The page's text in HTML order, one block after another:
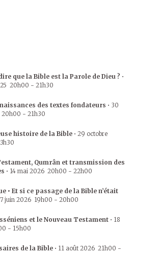
que la Bible est la Parole de Dieu ? •
20h00 - 21h30
des textes fondateurs • 30
20h00 - 21h30
histoire de la Bible • 29 octobre
Qumrân et transmission des
• 14 mai 2026 20h00 - 22h00
• Et si ce passage de la Bible n’était
7 juin 2026 19h00 - 20h00
et le Nouveau Testament • 18
- 15h00
de la Bible • 11 août 2026 21h00 -